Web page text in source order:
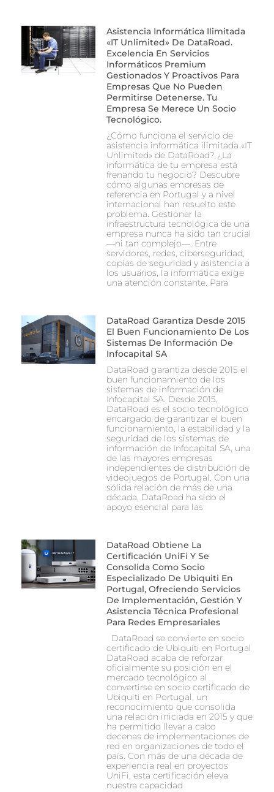
Asistencia Informática Ilimitada
«IT Unlimited» De DataRoad.
Excelencia En Servicios
Informáticos Premium
Gestionados Y Proactivos Para
Empresas Que No Pueden
Permitirse Detenerse. Tu
Empresa Se Merece Un Socio
Tecnológico.
¿Cómo funciona el servicio de
asistencia informática ilimitada «IT
Unlimited» de DataRoad? ¿La
informática de tu empresa está
frenando tu negocio? Descubre
cómo algunas empresas de
referencia en Portugal y a nivel
internacional han resuelto este
problema. Gestionar la
infraestructura tecnológica de una
empresa nunca ha sido tan crucial
—ni tan complejo—. Entre
servidores, redes, ciberseguridad,
copias de seguridad y asistencia a
los usuarios, la informática exige
una atención constante. Para
DataRoad Garantiza Desde 2015
El Buen Funcionamiento De Los
Sistemas De Información De
Infocapital SA
DataRoad garantiza desde 2015 el
buen funcionamiento de los
sistemas de información de
Infocapital SA. Desde 2015,
DataRoad es el socio tecnológico
encargado de garantizar el buen
funcionamiento, la estabilidad y la
seguridad de los sistemas de
información de Infocapital SA, una
de las mayores empresas
independientes de distribución de
videojuegos de Portugal. Con una
sólida relación de más de una
década, DataRoad ha sido el
apoyo esencial para las
DataRoad Obtiene La
Certificación UniFi Y Se
Consolida Como Socio
Especializado De Ubiquiti En
Portugal, Ofreciendo Servicios
De Implementación, Gestión Y
Asistencia Técnica Profesional
Para Redes Empresariales
DataRoad se convierte en socio
certificado de Ubiquiti en Portugal
DataRoad acaba de reforzar
oficialmente su posición en el
mercado tecnológico al
convertirse en socio certificado de
Ubiquiti en Portugal, un
reconocimiento que consolida
una relación iniciada en 2015 y que
ha permitido llevar a cabo
decenas de implementaciones de
red en organizaciones de todo el
país. Con más de una década de
experiencia real en proyectos
UniFi, esta certificación eleva
nuestra capacidad